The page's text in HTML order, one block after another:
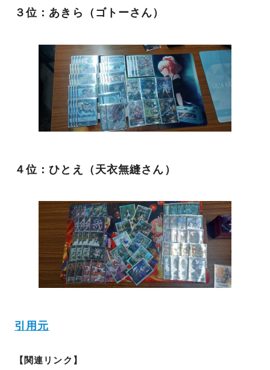
３位：あきら（ゴトーさん）
４位：ひとえ（天衣無縫さん）
引用元
【関連リンク】